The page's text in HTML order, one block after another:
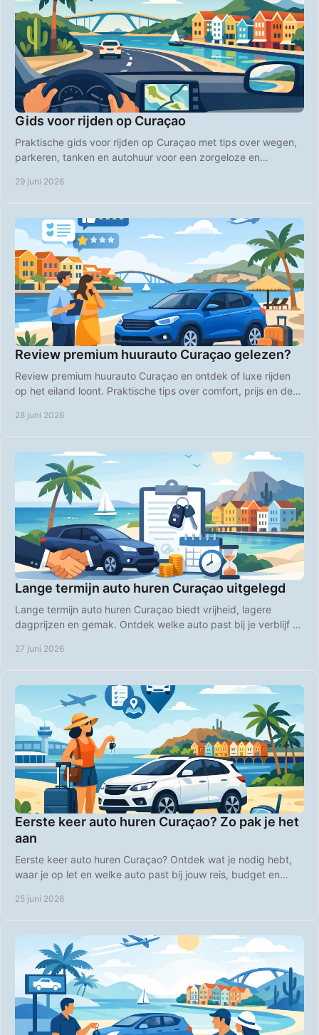
Gids voor rijden op Curaçao
Praktische gids voor rijden op Curaçao met tips over wegen,
parkeren, tanken en autohuur voor een zorgeloze en
29 juni 2026
Review premium huurauto Curaçao gelezen?
Review premium huurauto Curaçao en ontdek of luxe rijden
op het eiland loont. Praktische tips over comfort, prijs en de
28 juni 2026
Lange termijn auto huren Curaçao uitgelegd
Lange termijn auto huren Curaçao biedt vrijheid, lagere
dagprijzen en gemak. Ontdek welke auto past bij je verblijf en
27 juni 2026
Eerste keer auto huren Curaçao? Zo pak je het
aan
Eerste keer auto huren Curaçao? Ontdek wat je nodig hebt,
waar je op let en welke auto past bij jouw reis, budget en
25 juni 2026